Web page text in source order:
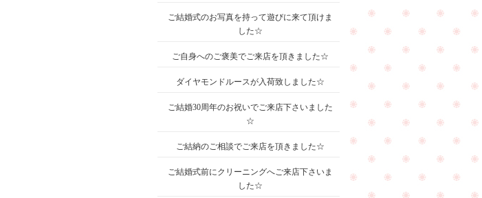
ご結婚式のお写真を持って遊びに来て頂けま
した☆
ご自身へのご褒美でご来店を頂きました☆
ダイヤモンドルースが入荷致しました☆
ご結婚30周年のお祝いでご来店下さいました
☆
ご結納のご相談でご来店を頂きました☆
ご結婚式前にクリーニングへご来店下さいま
した☆